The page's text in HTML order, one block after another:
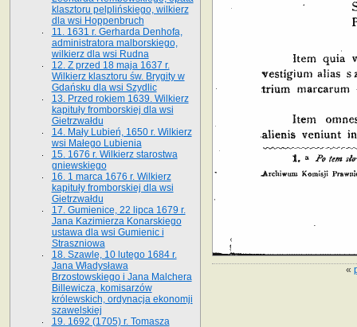
«
klasztoru pelplińskiego, wilkierz
dla wsi Hoppenbruch
11. 1631 r. Gerharda Denhofa,
administratora malborskiego,
wilkierz dla wsi Rudna
12. Z przed 18 maja 1637 r.
Wilkierz klasztoru św. Brygity w
Gdańsku dla wsi Szydlic
13. Przed rokiem 1639. Wilkierz
kapituły fromborskiej dla wsi
Gietrzwałdu
14. Mały Lubień, 1650 r. Wilkierz
wsi Małego Lubienia
15. 1676 r. Wilkierz starostwa
gniewskiego
16. 1 marca 1676 r. Wilkierz
kapituły fromborskiej dla wsi
Gietrzwałdu
17. Gumienice, 22 lipca 1679 r.
Jana Kazimierza Konarskiego
ustawa dla wsi Gumienic i
Straszniowa
18. Szawle, 10 lutego 1684 r.
Jana Władysława
Brzostowskiego i Jana Malchera
Billewicza, komisarzów
królewskich, ordynacja ekonomji
szawelskiej
19. 1692 (1705) r. Tomasza